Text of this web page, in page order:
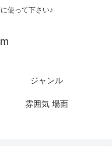
使って下さい♪
ジャンル
雰囲気 場面